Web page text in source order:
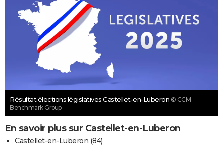
Résultat élections législatives Castellet-en-Luberon © CCM
Benchmark Group
En savoir plus sur Castellet-en-Luberon
Castellet-en-Luberon (84)